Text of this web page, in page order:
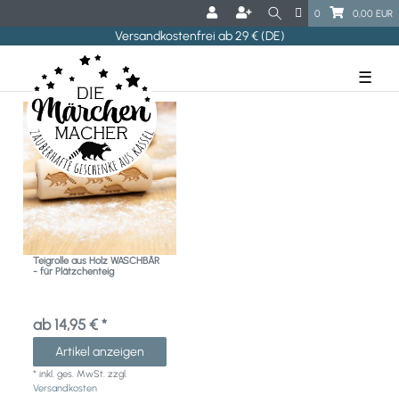
0 0,00 EUR
Versandkostenfrei ab 29 € (DE)
☰
Teigrolle aus Holz WASCHBÄR
- für Plätzchenteig
ab 14,95 € *
Artikel anzeigen
*inkl. ges. MwSt. zzgl.
Versandkosten